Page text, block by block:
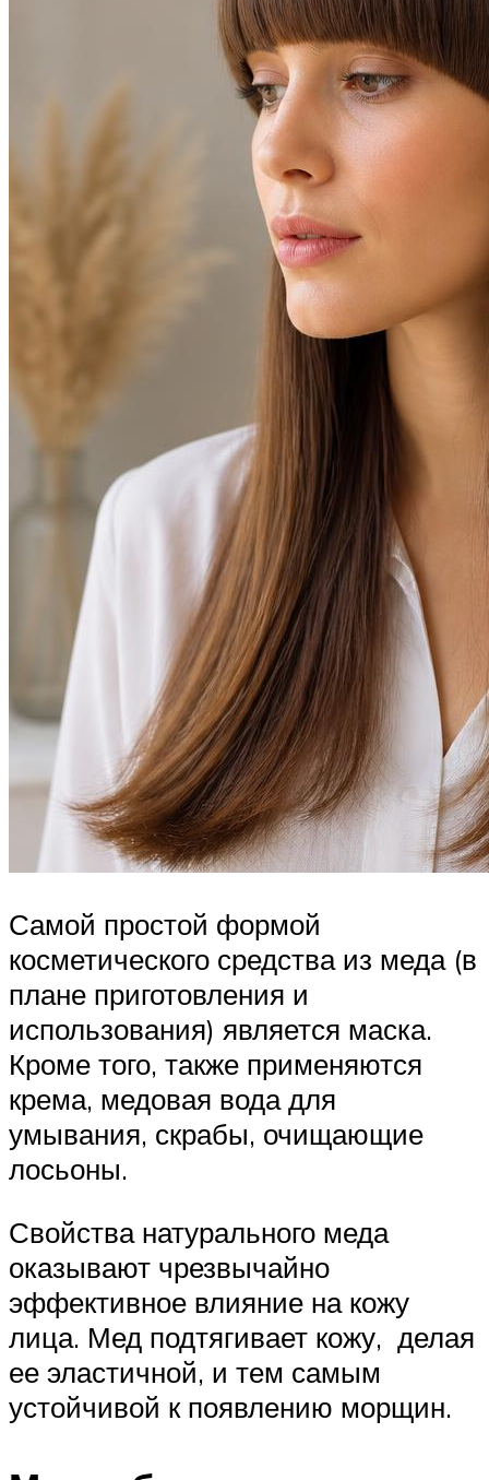
Самой простой формой
косметического средства из меда (в
плане приготовления и
использования) является маска.
Кроме того, также применяются
крема, медовая вода для
умывания, скрабы, очищающие
лосьоны.
Свойства натурального меда
оказывают чрезвычайно
эффективное влияние на кожу
лица. Мед подтягивает кожу, делая
ее эластичной, и тем самым
устойчивой к появлению морщин.